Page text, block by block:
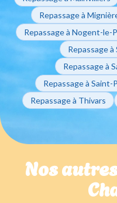
Repassage à
Repassage à Nogent-le-
Repassage
Repassage à
Repassage à Saint-
Repassage à Thivars
Nos